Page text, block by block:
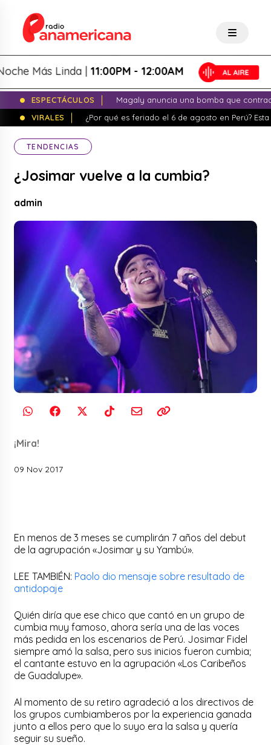
Más Linda |11:00PM - 12:00AM
ESPECTÁCULOS
Magaly anuncia una bomba que
VIRALES
¿Por qué es feriado el 6 de agosto en Perú?
TENDENCIAS
¿Josimar vuelve a la cumbia?
admin
¡Mira!
09 Nov 2017
En menos de 3 meses se cumplirán 7 años del debut
de la agrupación «Josimar y su Yambú».
LEE TAMBIÉN: Paolo dio mensaje sobre resultado de
antidopaje
Quién diría que ese chico que cantó en un grupo de
cumbia muy famoso, ahora sería una de las voces
más pedida en los escenarios de Perú. Josimar Fidel
siempre amó la salsa, pero sus inicios fueron cumbia;
el cantante estuvo en la agrupación «Los Caribeños
de Guadalupe».
Al momento de su retiro agradeció a los directivos de
los grupos cumbiamberos por la experiencia ganada
junto a ellos pero que lo suyo era la salsa y quería
seguir su sueño.